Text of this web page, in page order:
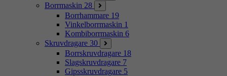
Borrmaskin 28
Borrhammare 19
Vinkelborrmaskin 1
Kombiborrmaskin 6
Skruvdragare 30
Borrskruvdragare 18
Slagskruvdragare 7
Gipsskruvdragare 5